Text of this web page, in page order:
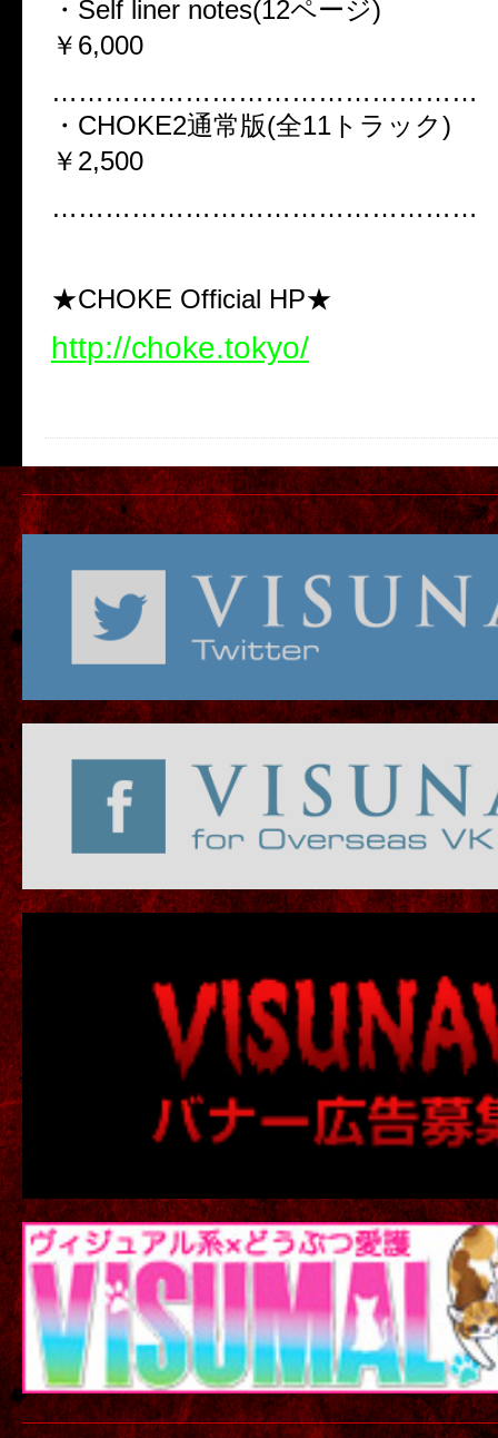
・Self liner notes(12ページ)
￥6,000
…………………………………………
・CHOKE2通常版(全11トラック)
￥2,500
…………………………………………
★CHOKE Official HP★
http://choke.tokyo/